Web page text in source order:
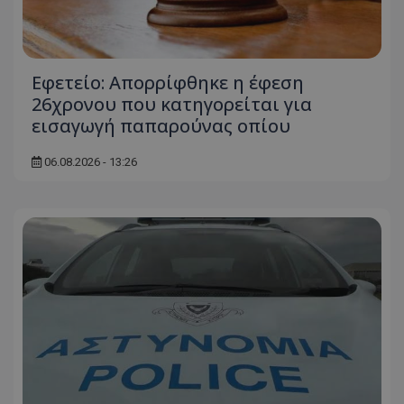
Εφετείο: Απορρίφθηκε η έφεση
26χρονου που κατηγορείται για
εισαγωγή παπαρούνας οπίου
06.08.2026 - 13:26
ASP.NET_SessionId
Microsoft Corporation
.youtube.com